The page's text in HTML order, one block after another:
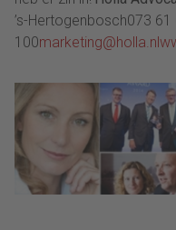
’s-Hertogenbosch073 61
100marketing@holla.nl